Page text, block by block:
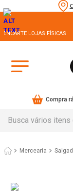
ENCARTE LOJAS FÍSICAS
Compra
Mercearia